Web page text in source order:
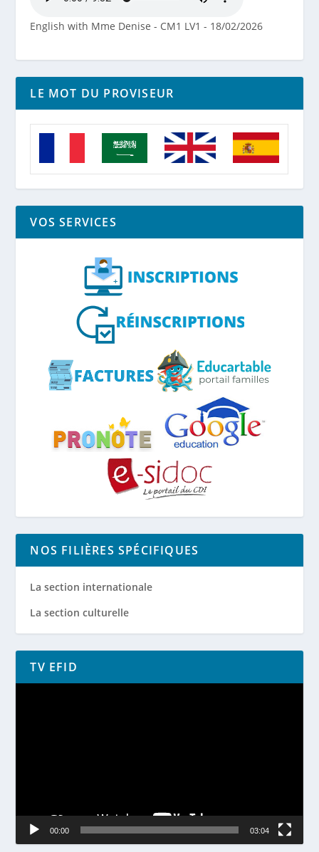
English with Mme Denise - CM1 LV1 - 18/02/2026
LE MOT DU PROVISEUR
VOS SERVICES
NOS FILIÈRES SPÉCIFIQUES
La section internationale
La section culturelle
TV EFID
Lecteur
00:00 03:04